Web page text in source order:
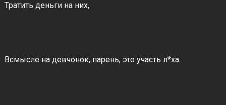
Тратить деньги на них,
Всмысле на девчонок, парень, это участь л*ха.